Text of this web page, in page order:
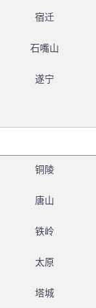
宿迁
石嘴山
遂宁
铜陵
唐山
铁岭
太原
塔城